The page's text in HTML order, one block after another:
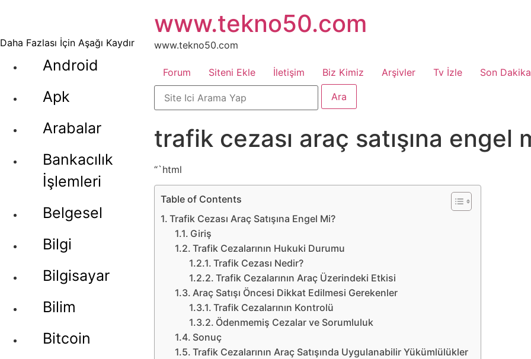
Daha Fazlası İçin Aşağı Kaydır
Android
Apk
Arabalar
Bankacılık
İşlemleri
Belgesel
Bilgi
Bilgisayar
Bilim
Bitcoin
atla
www.tekno50.com
www.tekno50.com
Forum Siteni Ekle İletişim Biz Kimiz Arşivler Tv İzle Son Dakika
trafik cezası araç satışına engel
“`html
Table of Contents
Trafik Cezası Araç Satışına Engel Mi?
Giriş
Trafik Cezalarının Hukuki Durumu
Trafik Cezası Nedir?
Trafik Cezalarının Araç Üzerindeki Etkisi
Araç Satışı Öncesi Dikkat Edilmesi Gerekenler
Trafik Cezalarının Kontrolü
Ödenmemiş Cezalar ve Sorumluluk
Sonuç
Trafik Cezalarının Araç Satışında Uygulanabilir Yükümlülükler